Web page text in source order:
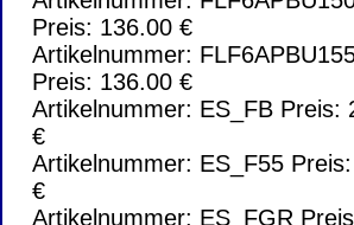
Preis: 136.00 €
Artikelnummer:
Preis: 136.00 €
Artikelnummer: ES_FB Preis:
€
Artikelnummer: ES_F55
€
Artikelnummer: ES_FGR